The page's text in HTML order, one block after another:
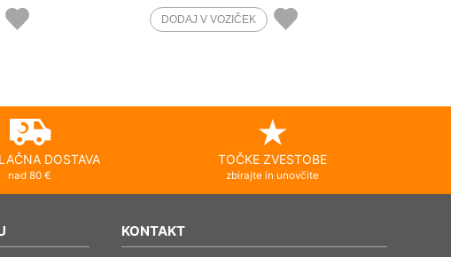
DOSTAVA
nad 80 €
TOČKE ZVESTOBE
zbirajte in unovčite
KONTAKT